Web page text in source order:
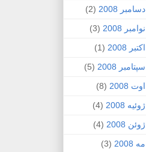
دسامبر 2008
(2)
نوامبر 2008
(3)
اکتبر 2008
(1)
سپتامبر 2008
(5)
اوت 2008
(8)
ژوئیه 2008
(4)
ژوئن 2008
(4)
مه 2008
(3)